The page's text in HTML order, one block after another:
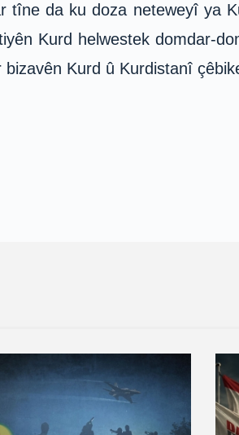
tîne da ku doza neteweyî ya
Kurd helwestek domdar-
Kurd û Kurdistanî